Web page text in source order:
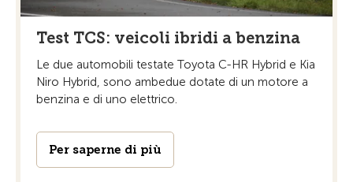
Test TCS: veicoli ibridi a benzina
Le due automobili testate Toyota C-HR Hybrid e Kia
Niro Hybrid, sono ambedue dotate di un motore a
benzina e di uno elettrico.
Per saperne di più